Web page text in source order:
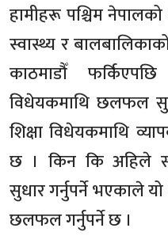
हामीहरू पश्चिम नेपालको
स्वास्थ्य र
काठमाडौँ
विधेयकमाथि छलफल
शिक्षा विधेयकमाथि
छ । किन कि अहिले
सुधार गर्नुपर्ने भएकाले
छलफल गर्नुपर्ने छ ।